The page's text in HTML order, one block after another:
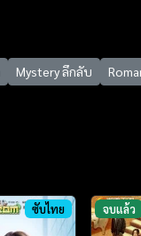
Mystery ลึกลับ
ซับไทย จบแล้ว